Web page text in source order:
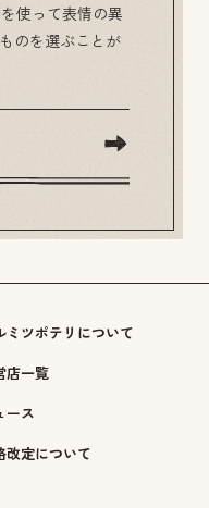
使って表情の異
のを選ぶことが
ミツポテリについて
店一覧
ース
改定について